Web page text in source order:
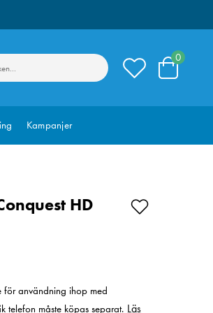
0
Kampanjer
HD
användning ihop med
telefon måste köpas separat. Läs